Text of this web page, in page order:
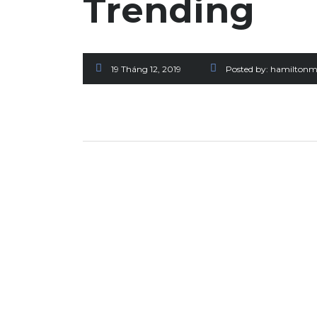
Trending
19 Tháng 12, 2019 Posted by: